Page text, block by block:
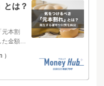
ある場
は限り
、何を
諦める
えば、家
れば、
になる
現在の
。将来に
とは？
本割
た金額
しまう
こった
を挙げ
い。たと
）